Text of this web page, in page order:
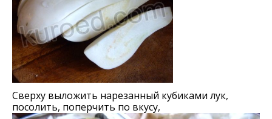
Сверху выложить нарезанный кубиками лук,
посолить, поперчить по вкусу,